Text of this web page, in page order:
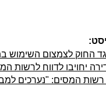
החוק לצמצום השימוש
יחויבו לדווח לרשות
המסים: "נערכים